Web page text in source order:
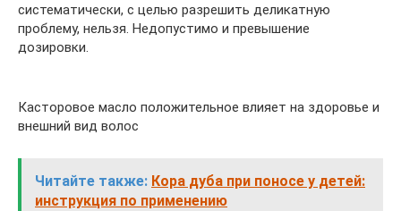
систематически, с целью разрешить деликатную
проблему, нельзя. Недопустимо и превышение
дозировки.
Касторовое масло положительное влияет на здоровье и
внешний вид волос
Читайте также: Кора дуба при поносе у детей:
инструкция по применению